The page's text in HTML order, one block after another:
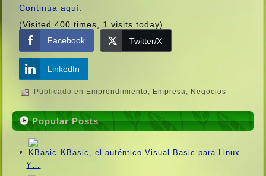
Continúa aquí­.
(Visited 400 times, 1 visits today)
Facebook
Twitter/X
LinkedIn
Publicado en Emprendimiento , Empresa, Negocios
Popular Posts
KBasic, el auténtico Visual Basic para Linux.
Y…